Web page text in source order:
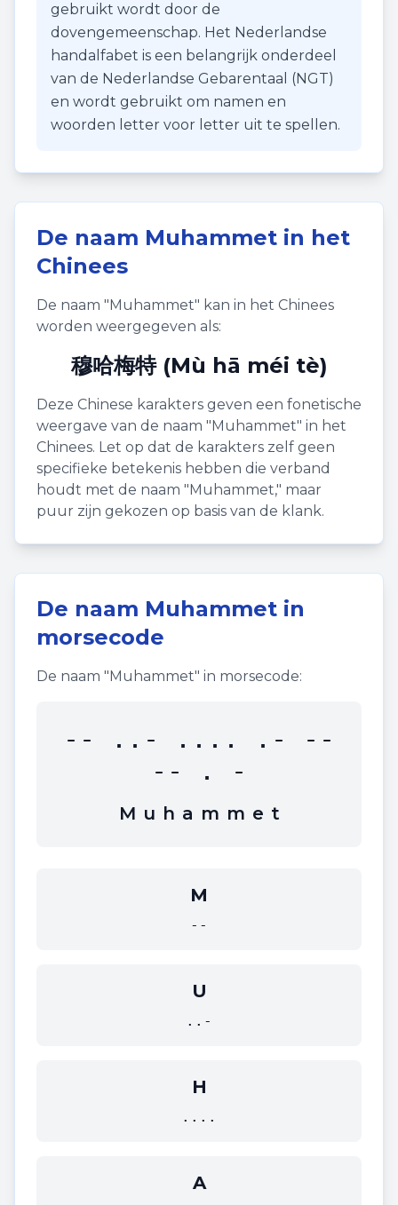
gebruikt wordt door de
dovengemeenschap. Het Nederlandse
handalfabet is een belangrijk onderdeel
van de Nederlandse Gebarentaal (NGT)
en wordt gebruikt om namen en
woorden letter voor letter uit te spellen.
De naam Muhammet in het
Chinees
De naam "Muhammet" kan in het Chinees
worden weergegeven als:
穆哈梅特 (Mù hā méi tè)
Deze Chinese karakters geven een fonetische
weergave van de naam "Muhammet" in het
Chinees. Let op dat de karakters zelf geen
specifieke betekenis hebben die verband
houdt met de naam "Muhammet," maar
puur zijn gekozen op basis van de klank.
De naam Muhammet in
morsecode
De naam "Muhammet" in morsecode:
-- ..- .... .- --
-- . -
M u h a m m e t
M
--
U
..-
H
....
A